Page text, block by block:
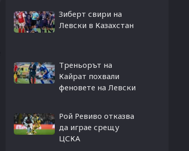
Зиберт свири на
Левски в Казахстан
Треньорът на
Кайрат похвали
феновете на Левски
Рой Ревиво отказва
да играе срещу
ЦСКА